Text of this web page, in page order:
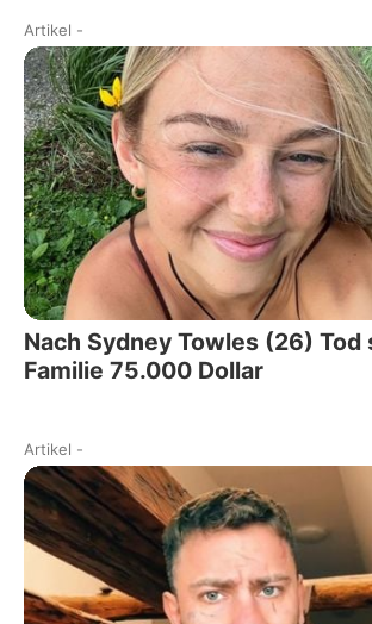
Artikel -
Nach Sydney Towles (26) Tod
Familie 75.000 Dollar
Artikel -